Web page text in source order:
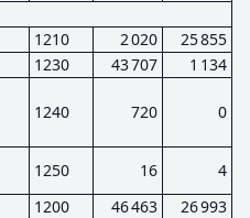
1210 2 020
25 855
1230 43 707
1 134
1240 720 0
1250 16
4
1200 46 463
26 993